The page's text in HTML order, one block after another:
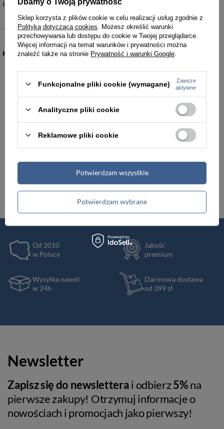
ich pierwotnej estetyki podczas intensywnej eksploatacji.
KATEGORIE
Teczki męskie
Plecaki Portfele
Renowacja skóry
Od 2010
w Polsce
Jakość
premium
Wysyłka nawet
w 24h
Darmowa dostawa
od 399 zł
Newsletter
Zapisz się do newsletterai odbierz5%na
pierwsze zakupy! Otrzymuj informacje o
nowościach i promocjach jako pierwszy!
Dbamy o Twoją prywatność
Sklep korzysta z plików cookie w celu realizacji usług zgodnie z
Polityką dotyczącą cookies . Możesz określić warunki
przechowywania lub dostępu do cookie w Twojej przeglądarce.
Więcej informacji na temat warunków i prywatności można
znaleźć także na stronie Prywatność i warunki Google
Funkcjonalne pliki cookie (wymagane)
Zawsze
aktywne
Analityczne pliki cookie
Reklamowe pliki cookie
Potwierdzam wybrane
Potwierdzam wszystkie